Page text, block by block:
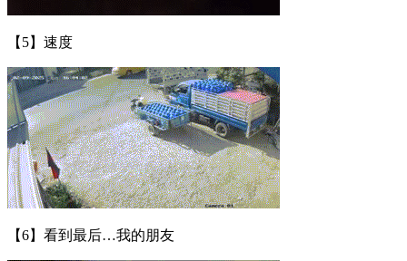
【5】速度
【6】​看到最后…我的朋友